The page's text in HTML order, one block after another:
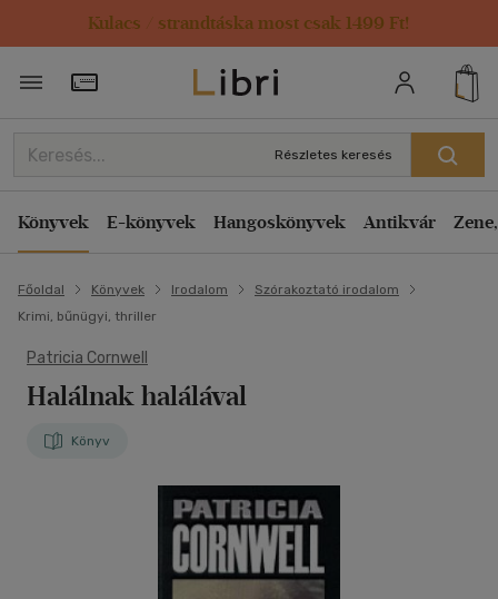
Kulacs / strandtáska most csak 1499 Ft!
Törzsvásárlói Kártya adatai
Részletes keresés
Könyvek E-könyvek Hangoskönyvek Antikvár
Főoldal Könyvek Irodalom
Szórakoztató irodalom
Krimi, bűnügyi, thriller
Patricia Cornwell
Halálnak halálával
Könyv